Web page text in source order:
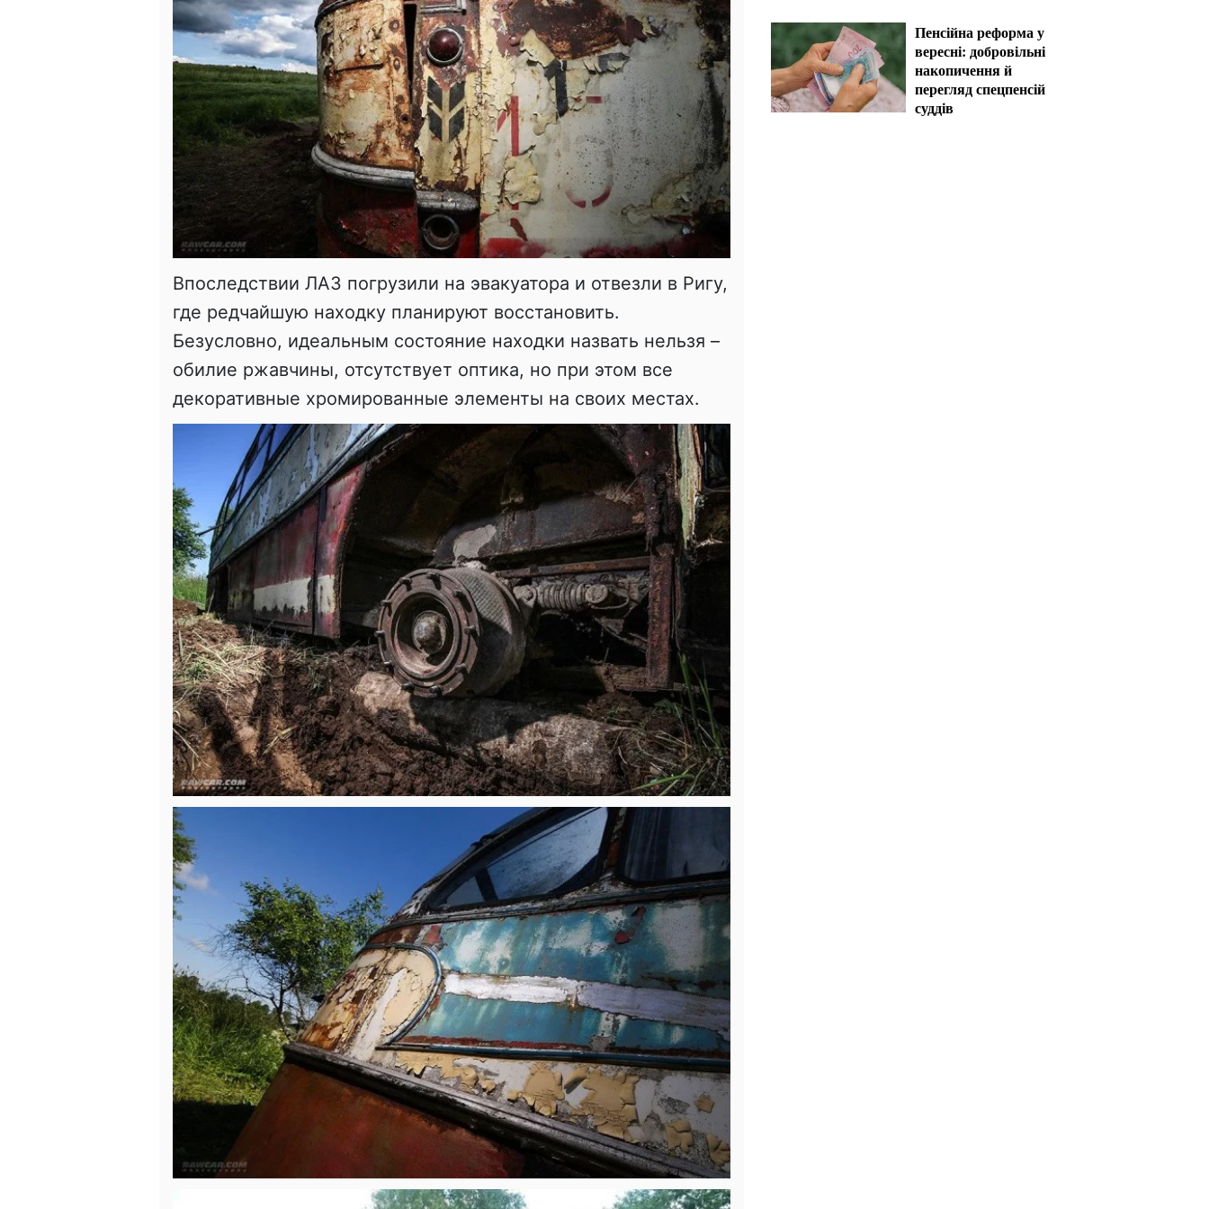
Впоследствии ЛАЗ погрузили на эвакуатора и отвезли в Ригу,
где редчайшую находку планируют восстановить.
Безусловно, идеальным состояние находки назвать нельзя –
обилие ржавчины, отсутствует оптика, но при этом все
декоративные хромированные элементы на своих местах.
Пенсійна реформа у
вересні: добровільні
накопичення й
перегляд спецпенсій
суддів